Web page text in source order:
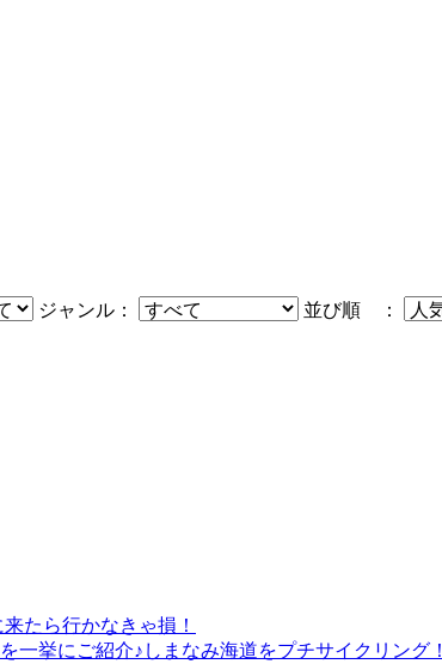
ジャンル：
並び順 ：
たら行かなきゃ損！
一挙にご紹介♪しまなみ海道をプチサイクリング！